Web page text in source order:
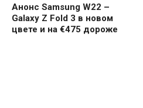
Анонс Samsung W22 –
Galaxy Z Fold 3 в новом
цвете и на €475 дороже